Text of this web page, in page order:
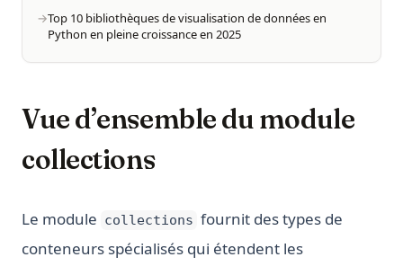
Top 10 bibliothèques de visualisation de données en
Python en pleine croissance en 2025
Vue d’ensemble du module
collections
Le module collections fournit des types de
conteneurs spécialisés qui étendent les